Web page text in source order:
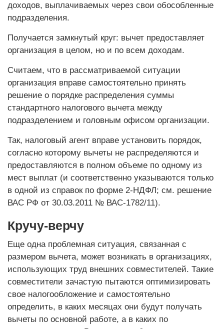
доходов, выплачиваемых через свои обособленные
подразделения.
Получается замкнутый круг: вычет предоставляет
организация в целом, но и по всем доходам.
Считаем, что в рассматриваемой ситуации
организация вправе самостоятельно принять
решение о порядке распределения суммы
стандартного налогового вычета между
подразделением и головным офисом организации.
Так, налоговый агент вправе установить порядок,
согласно которому вычеты не распределяются и
предоставляются в полном объеме по одному из
мест выплат (и соответственно указываются только
в одной из справок по форме 2-НДФЛ; см. решение
ВАС РФ от 30.03.2011 № ВАС-1782/11).
Кручу-верчу
Еще одна проблемная ситуация, связанная с
размером вычета, может возникать в организациях,
использующих труд внешних совместителей. Такие
совместители зачастую пытаются оптимизировать
свое налогообложение и самостоятельно
определить, в каких месяцах они будут получать
вычеты по основной работе, а в каких по